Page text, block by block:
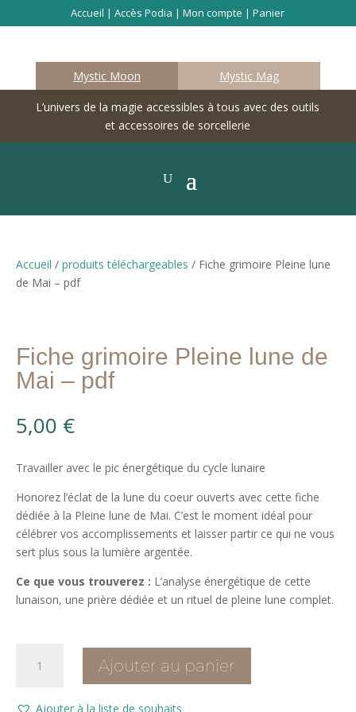
Accueil |Accès Podia |Mon compte |Panier
Mystic Moon Mystic Mag
L’univers de la magie accessibles à tous avec des outils
et accessoires de sorcellerie
Accueil / produits téléchargeables / Fiche grimoire Pleine lune
de Mai – pdf
Fiche grimoire Pleine lune de
Mai – pdf
5,00 €
Travailler avec le pic énergétique du cycle lunaire
Honorez l’éclat de la lune du coeur ouverts avec cette fiche
dédiée à la Pleine lune de Mai. C’est le moment idéal pour
célébrer vos accomplissements et laisser partir ce qui ne vous
sert plus sous la lumière argentée.
Ce que vous trouverez : L’analyse énergétique de cette
lunaison, une prière dédiée et un rituel de pleine lune complet.
grimoire
Ajouter au panier
Ajouter à la liste de souhaits